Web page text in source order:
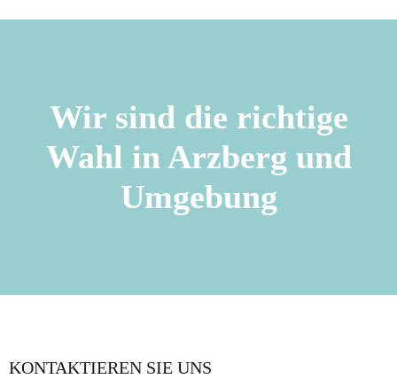
Wir sind die richtige
Wahl in Arzberg und
Umgebung
KONTAKTIEREN SIE UNS